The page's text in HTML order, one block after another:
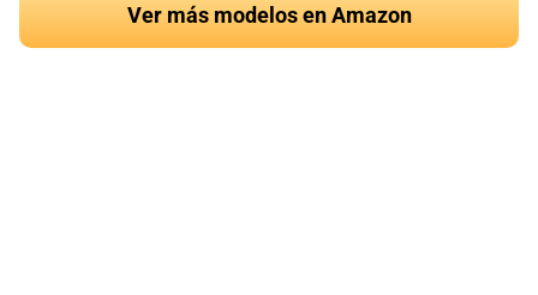
Ver más modelos en Amazon